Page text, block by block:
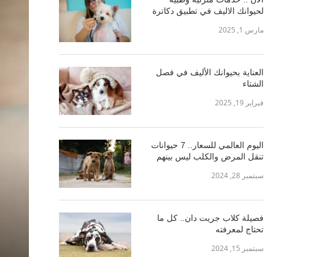
لحيوانك الاليف في تطبيق دكاترة
مارس 1, 2025
العناية بحيوانك الأليف في فصل
الشتاء
فبراير 19, 2025
اليوم العالمي للسعار.. 7 حيوانات
تنقل المرض والكلب ليس بينهم
سبتمبر 28, 2024
فصيلة كلاب جريت دان.. كل ما
تحتاج لمعرفته
سبتمبر 15, 2024